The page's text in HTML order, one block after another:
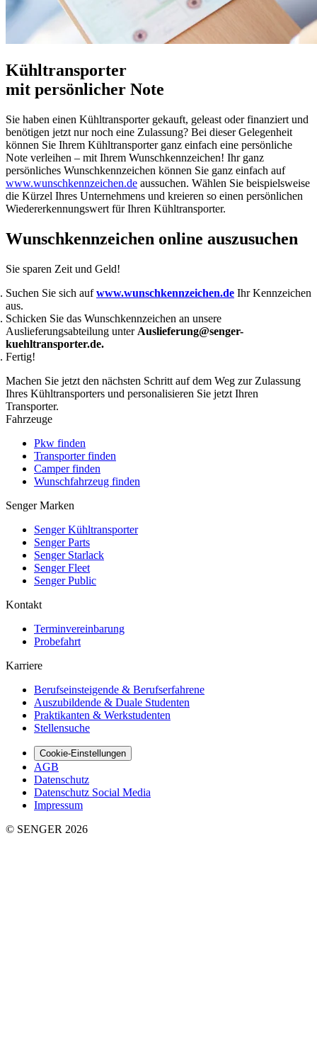
Kühltransporter
mit persönlicher Note
Sie haben einen Kühltransporter gekauft, geleast oder finanziert und
benötigen jetzt nur noch eine Zulassung? Bei dieser Gelegenheit
können Sie Ihrem Kühltransporter ganz einfach eine persönliche
Note verleihen – mit Ihrem Wunschkennzeichen! Ihr ganz
persönliches Wunschkennzeichen können Sie ganz einfach auf
www.wunschkennzeichen.de aussuchen. Wählen Sie beispielsweise
die Kürzel Ihres Unternehmens und kreieren so einen persönlichen
Wiedererkennungswert für Ihren Kühltransporter.
Wunschkennzeichen online auszusuchen
Sie sparen Zeit und Geld!
Suchen Sie sich aufwww.wunschkennzeichen.de Ihr Kennzeichen
aus.
Schicken Sie das Wunschkennzeichen an unsere
Auslieferungsabteilung unter Auslieferung@senger-
kuehltransporter.de.
Fertig!
Machen Sie jetzt den nächsten Schritt auf dem Weg zur Zulassung
Ihres Kühltransporters und personalisieren Sie jetzt Ihren
Transporter.
Fahrzeuge
Pkw finden
Transporter finden
Camper finden
Wunschfahrzeug finden
Senger Marken
Senger Kühltransporter
Senger Parts
Senger Starlack
Senger Fleet
Senger Public
Kontakt
Terminvereinbarung
Probefahrt
Karriere
Berufseinsteigende & Berufserfahrene
Auszubildende & Duale Studenten
Praktikanten & Werkstudenten
Stellensuche
Cookie-Einstellungen
AGB
Datenschutz
Datenschutz Social Media
Impressum
© SENGER 2026